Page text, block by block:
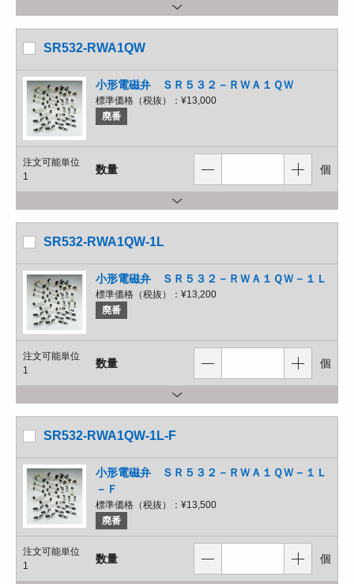
SR532-RWA1QW
小形電磁弁 ＳＲ５３２－ＲＷＡ１ＱＷ
標準価格（税抜）： ¥13,000
廃番
注文可能単位
1
数量 個
SR532-RWA1QW-1L
小形電磁弁 ＳＲ５３２－ＲＷＡ１ＱＷ－１Ｌ
標準価格（税抜）： ¥13,200
廃番
注文可能単位
1
数量 個
SR532-RWA1QW-1L-F
小形電磁弁 ＳＲ５３２－ＲＷＡ１ＱＷ－１Ｌ
－Ｆ
標準価格（税抜）： ¥13,500
廃番
注文可能単位
1
数量 個